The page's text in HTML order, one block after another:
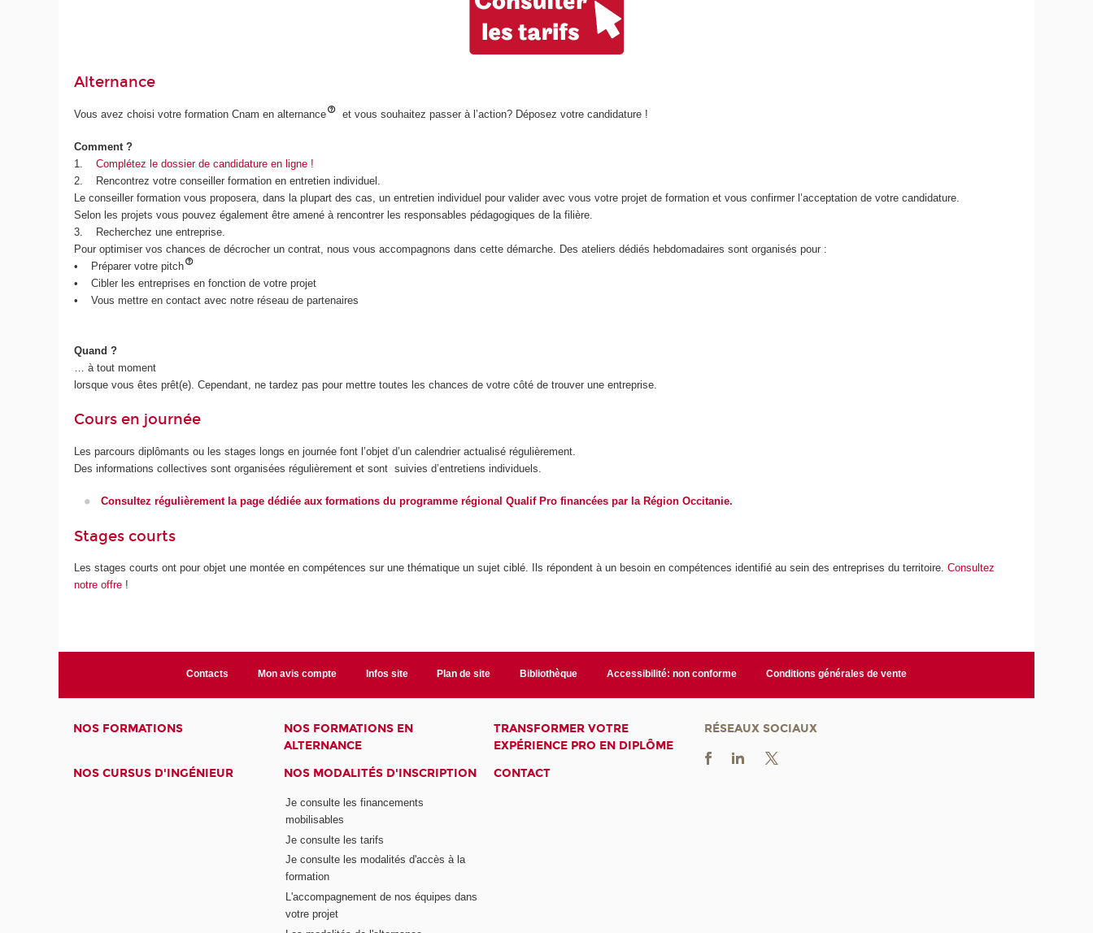
Alternance
Vous avez choisi votre formation Cnam en alternance et vous souhaitez passer à l’action? Déposez votre candidature !
Comment ?
1.Complétez le dossier de candidature en ligne !
2. Rencontrez votre conseiller formation en entretien individuel.
Le conseiller formation vous proposera, dans la plupart des cas, un entretien individuel pour valider avec vous votre projet de formation et vous confirmer l’acceptation de votre candidature.
Selon les projets vous pouvez également être amené à rencontrer les responsables pédagogiques de la filière.
3. Recherchez une entreprise.
Pour optimiser vos chances de décrocher un contrat, nous vous accompagnons dans cette démarche. Des ateliers dédiés hebdomadaires sont organisés pour :
• Préparer votre pitch
• Cibler les entreprises en fonction de votre projet
• Vous mettre en contact avec notre réseau de partenaires
Quand ?
… à tout moment
lorsque vous êtes prêt(e). Cependant, ne tardez pas pour mettre toutes les chances de votre côté de trouver une entreprise.
Cours en journée
Les parcours diplômants ou les stages longs en journée font l’objet d’un calendrier actualisé régulièrement.
Des informations collectives sont organisées régulièrement et sont suivies d’entretiens individuels.
Consultez régulièrement la page dédiée aux formations du programme régional Qualif Pro financées par la Région Occitanie.
Stages courts
Les stages courts ont pour objet une montée en compétences sur une thématique un sujet ciblé. Ils répondent à un besoin en compétences identifié au sein des entreprises du territoire.Consultez
notre offre !
Contacts Mon avis compte Infos site Plan de site Bibliothèque Accessibilité: non conforme Conditions générales de vente
NOS FORMATIONS
NOS FORMATIONS EN
ALTERNANCE
TRANSFORMER VOTRE
EXPÉRIENCE PRO EN DIPLÔME
NOS CURSUS D'INGÉNIEUR
NOS MODALITÉS D'INSCRIPTION
Je consulte les financements
mobilisables
Je consulte les tarifs
Je consulte les modalités d'accès à la
formation
L'accompagnement de nos équipes dans
votre projet
CONTACT
RÉSEAUX SOCIAUX